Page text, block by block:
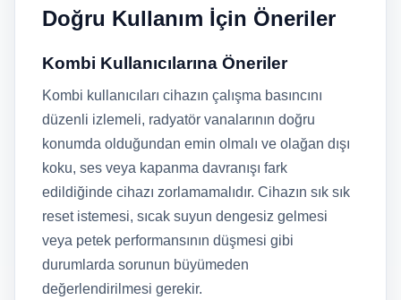
Doğru Kullanım İçin Öneriler
Kombi Kullanıcılarına Öneriler
Kombi kullanıcıları cihazın çalışma basıncını
düzenli izlemeli, radyatör vanalarının doğru
konumda olduğundan emin olmalı ve olağan dışı
koku, ses veya kapanma davranışı fark
edildiğinde cihazı zorlamamalıdır. Cihazın sık sık
reset istemesi, sıcak suyun dengesiz gelmesi
veya petek performansının düşmesi gibi
durumlarda sorunun büyümeden
değerlendirilmesi gerekir.